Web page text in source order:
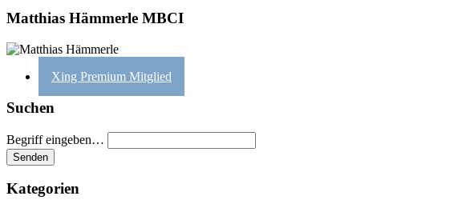
Matthias Hämmerle MBCI
Xing Premium Mitglied
Suchen
Begriff eingeben…
Kategorien